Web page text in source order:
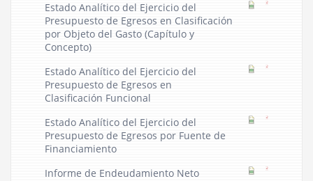
Estado Analítico del Ejercicio del
Presupuesto de Egresos en Clasificación
por Objeto del Gasto (Capítulo y
Concepto)
Estado Analítico del Ejercicio del
Presupuesto de Egresos en
Clasificación Funcional
Estado Analítico del Ejercicio del
Presupuesto de Egresos por Fuente de
Financiamiento
Informe de Endeudamiento Neto